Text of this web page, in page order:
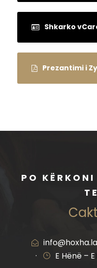
Shkarko
Prezantimi i
PO
·
E Hënë –